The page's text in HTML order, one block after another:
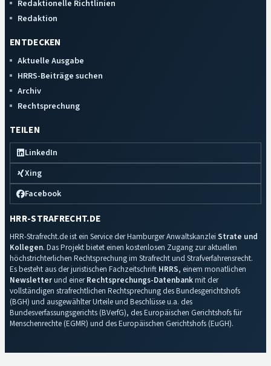
Redaktionelle Richtlinien
Redaktion
ENTDECKEN
Aktuelle Ausgabe
HRRS-Beiträge suchen
Archiv
Rechtsprechung
TEILEN
LinkedIn
Xing
Facebook
HRR-STRAFRECHT.DE
HRR-Strafrecht.de ist ein Service der Hamburger Anwaltskanzlei Strate und
Kollegen. Das Projekt bietet einen kostenlosen Zugang zur aktuellen
höchstrichterlichen Rechtsprechung im Strafrecht und Strafverfahrensrecht.
Es besteht aus der juristischen Fachzeitschrift HRRS, einem monatlichen
Newsletterund einerRechtsprechungs-Datenbankmit der
vollständigen strafrechtlichen Rechtsprechung des Bundesgerichtshofs
(BGH) und ausgewählter Urteile und Beschlüsse u.a. des
Bundesverfassungsgerichts (BVerfG), des Europäischen Gerichtshofs für
Menschenrechte (EGMR) und des Europäischen Gerichtshofs (EuGH).